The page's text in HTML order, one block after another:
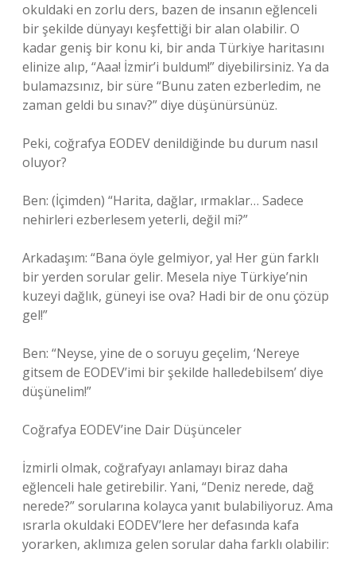
okuldaki en zorlu ders, bazen de insanın eğlenceli
bir şekilde dünyayı keşfettiği bir alan olabilir. O
kadar geniş bir konu ki, bir anda Türkiye haritasını
elinize alıp, “Aaa! İzmir’i buldum!” diyebilirsiniz. Ya da
bulamazsınız, bir süre “Bunu zaten ezberledim, ne
zaman geldi bu sınav?” diye düşünürsünüz.
Peki, coğrafya EODEV denildiğinde bu durum nasıl
oluyor?
Ben: (İçimden) “Harita, dağlar, ırmaklar… Sadece
nehirleri ezberlesem yeterli, değil mi?”
Arkadaşım: “Bana öyle gelmiyor, ya! Her gün farklı
bir yerden sorular gelir. Mesela niye Türkiye’nin
kuzeyi dağlık, güneyi ise ova? Hadi bir de onu çözüp
gel!”
Ben: “Neyse, yine de o soruyu geçelim, ‘Nereye
gitsem de EODEV’imi bir şekilde halledebilsem’ diye
düşünelim!”
Coğrafya EODEV’ine Dair Düşünceler
İzmirli olmak, coğrafyayı anlamayı biraz daha
eğlenceli hale getirebilir. Yani, “Deniz nerede, dağ
nerede?” sorularına kolayca yanıt bulabiliyoruz. Ama
ısrarla okuldaki EODEV’lere her defasında kafa
yorarken, aklımıza gelen sorular daha farklı olabilir: